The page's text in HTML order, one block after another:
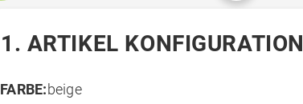
1. ARTIKEL KONFIGURATION
FARBE:beige